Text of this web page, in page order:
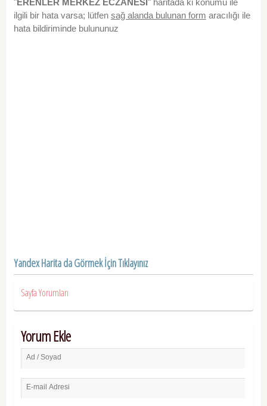
ilgili bir hata varsa; lütfen sağ alanda bulunan form aracılığı ile
hata bildiriminde bulununuz
Yandex Harita da Görmek İçin Tıklayınız
Sayfa Yorumları
Yorum Ekle
Ad / Soyad
E-mail Adresi